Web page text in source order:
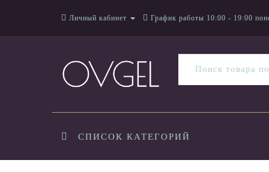
Личный кабинет График работы 10:00 - 19:00
СПИСОК КАТЕГОРИЙ